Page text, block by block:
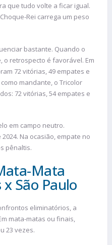
que tudo volte a ficar igual.
Rei carrega um peso
bastante. Quando o
o retrospecto é favorável. Em
72 vitórias, 49 empates e
mandante, o Tricolor
72 vitórias, 54 empates e
em campo neutro.
Na ocasião, empate no
pênaltis.
Mata
São Paulo
eliminatórios, a
mata-matas ou finais,
23 vezes.